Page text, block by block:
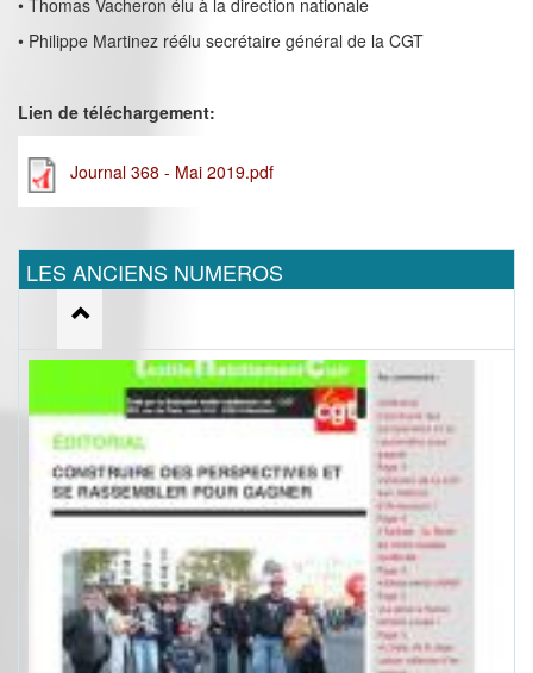
• Thomas Vacheron élu à la direction nationale
• Philippe Martinez réélu secrétaire général de la CGT
Lien de téléchargement:
Journal 368 - Mai 2019.pdf
LES ANCIENS NUMEROS